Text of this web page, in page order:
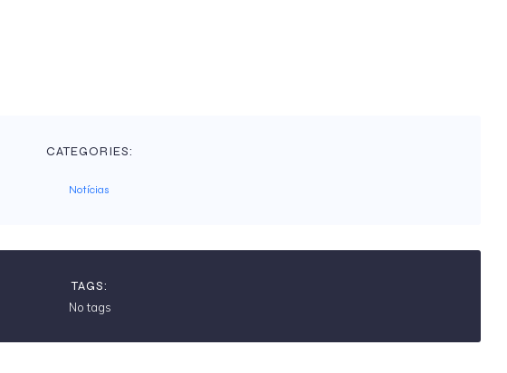
CATEGORIES:
Notícias
TAGS:
No tags